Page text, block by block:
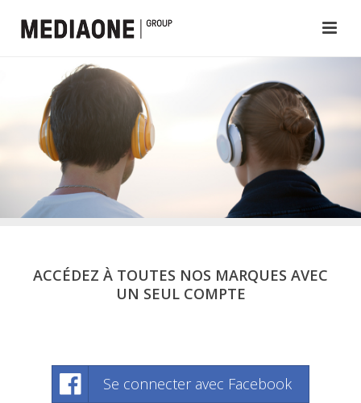
ACCÉDEZ À TOUTES NOS MARQUES AVEC
UN SEUL COMPTE
Se connecter avec Facebook